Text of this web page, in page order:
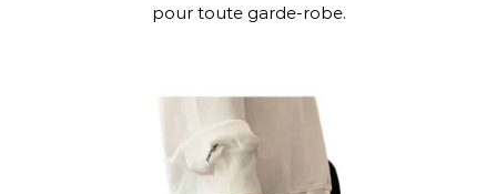
pour toute garde-robe.